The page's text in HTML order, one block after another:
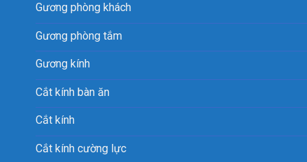
Gương phòng khách
Gương phòng tắm
Gương kính
Cắt kính bàn ăn
Cắt kính
Cắt kính cường lực